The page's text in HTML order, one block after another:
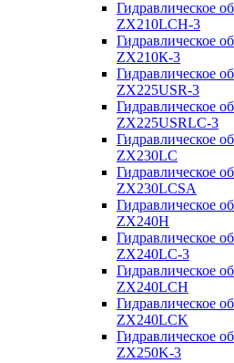
Гидравлическое
ZX210LCH-3
Гидравлическое
ZX210К-3
Гидравлическое
ZX225USR-3
Гидравлическое
ZX225USRLC-3
Гидравлическое
ZX230LC
Гидравлическое
ZX230LCSA
Гидравлическое
ZX240H
Гидравлическое
ZX240LC-3
Гидравлическое
ZX240LCH
Гидравлическое
ZX240LCK
Гидравлическое
ZX250K-3